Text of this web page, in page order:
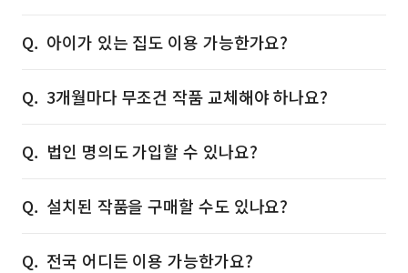
아이가 있는 집도 이용 가능한가요?
3개월마다 무조건 작품 교체해야 하나요?
법인 명의도 가입할 수 있나요?
설치된 작품을 구매할 수도 있나요?
전국 어디든 이용 가능한가요?